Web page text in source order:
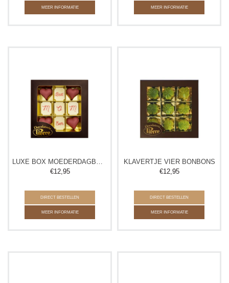
MEER INFORMATIE MEER INFORMATIE
LUXE BOX MOEDERDAGBONBONS
€12,95
DIRECT BESTELLEN
MEER INFORMATIE
KLAVERTJE VIER BONBONS
€12,95
DIRECT BESTELLEN
MEER INFORMATIE